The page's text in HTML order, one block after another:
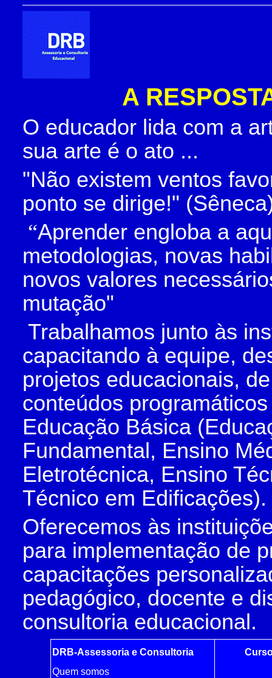
A
O educador lida com a
sua arte é o ato ...
"Não existem ventos
ponto se dirige!"
“Aprender engloba a
metodologias, novas
novos valores
mutação"
Trabalhamos junto às
capacitando à equipe,
projetos educacionais,
conteúdos
Educação Básica
Fundamental, Ensino
Eletrotécnica, Ensino
Técnico em Edificações).
Oferecemos às
para implementação de
capacitações
pedagógico, docente e
consultoria educacional.
DRB-Assessoria e Consultoria
Quem somos